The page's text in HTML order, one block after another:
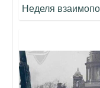
Неделя